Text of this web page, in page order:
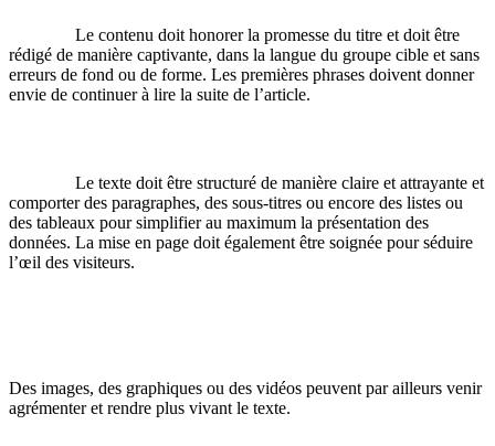
Le contenu doit honorer la promesse du titre et doit être
rédigé de manière captivante, dans la langue du groupe cible et sans
erreurs de fond ou de forme. Les premières phrases doivent donner
envie de continuer à lire la suite de l’article.
Le texte doit être structuré de manière claire et attrayante et
comporter des paragraphes, des sous-titres ou encore des listes ou
des tableaux pour simplifier au maximum la présentation des
données. La mise en page doit également être soignée pour séduire
l’œil des visiteurs.
Des images, des graphiques ou des vidéos peuvent par ailleurs venir
agrémenter et rendre plus vivant le texte.